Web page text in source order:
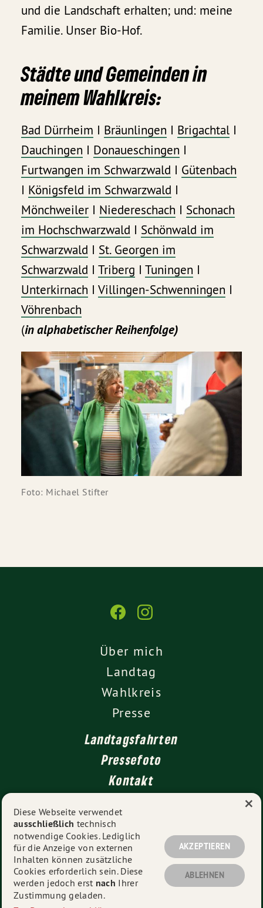
und die Landschaft erhalten; und: meine
Familie. Unser Bio-Hof.
Städte und Gemeinden in
meinem Wahlkreis:
Bad Dürrheim I Bräunlingen I Brigachtal I
Dauchingen I Donaueschingen I
Furtwangen im Schwarzwald I Gütenbach
I Königsfeld im Schwarzwald I
Mönchweiler I Niedereschach I Schonach
im Hochschwarzwald I Schönwald im
Schwarzwald I St. Georgen im
Schwarzwald ITriberg ITuningen I
Unterkirnach IVillingen-Schwenningen I
Vöhrenbach
(in alphabetischer Reihenfolge)
Foto: Michael Stifter
Über mich
Landtag
Wahlkreis
Presse
Landtagsfahrten
Pressefoto
Kontakt
Impressum
Datenschutz
© 2026 Martina Braun MdL - Alle Rechte vorbehalten.
Diese Webseite verwendet
ausschließlich technisch
notwendige Cookies. Lediglich
für die Anzeige von externen
Inhalten können zusätzliche
Cookies erforderlich sein. Diese
werden jedoch erst nach Ihrer
Zustimmung geladen.
AKZEPTIEREN
ABLEHNEN
×